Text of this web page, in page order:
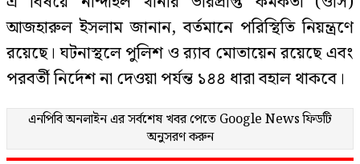
আজহারুল ইসলাম জানান, বর্তমানে পরিস্থিতি নিয়ন্ত্রণে
রয়েছে। ঘটনাস্থলে পুলিশ ও র‌্যাব মোতায়েন রয়েছে এবং
পরবর্তী নির্দেশ না দেওয়া পর্যন্ত ১৪৪ ধারা বহাল থাকবে।
এনপিবি অনলাইন এর সর্বশেষ খবর পেতে Google Newsফিডটি
অনুসরণ করুন